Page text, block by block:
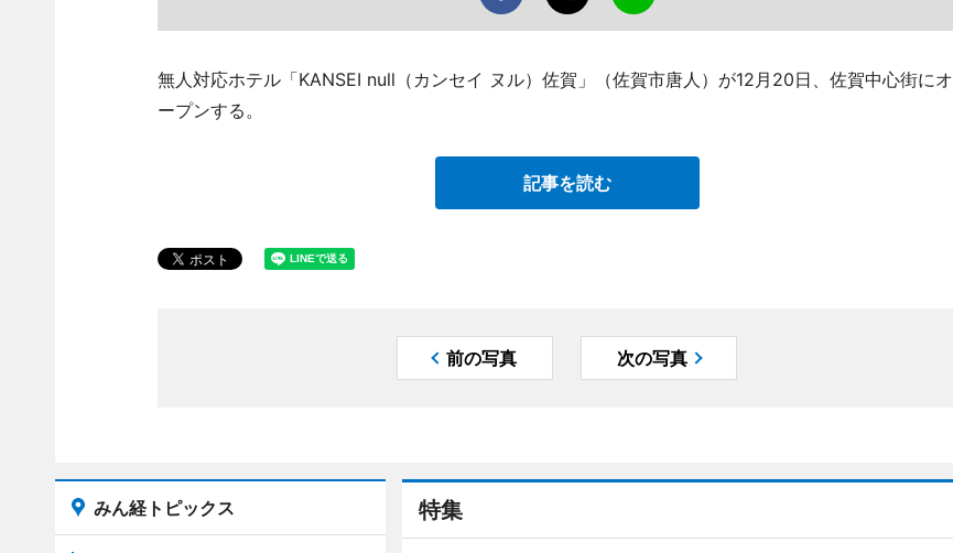
無人対応ホテル「KANSEI null（カンセイ ヌル）佐賀」（佐賀市唐人）が12月20日、佐賀中心街にオ
ープンする。
記事を読む
前の写真 次の写真
特集
みん経トピックス